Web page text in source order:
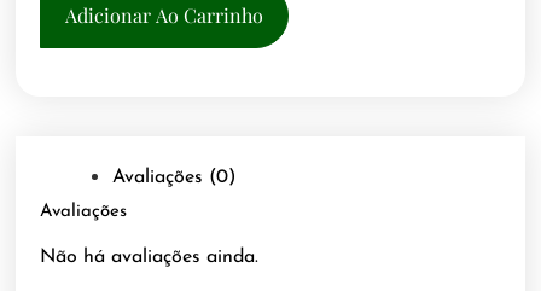
Adicionar Ao Carrinho
Avaliações (0)
Avaliações
Não há avaliações ainda.